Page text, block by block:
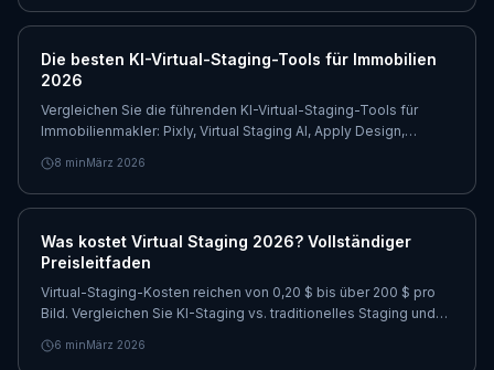
Die besten KI-Virtual-Staging-Tools für Immobilien
2026
Vergleichen Sie die führenden KI-Virtual-Staging-Tools für
Immobilienmakler: Pixly, Virtual Staging AI, Apply Design,
Empfehlungen.
8 minMärz 2026
Was kostet Virtual Staging 2026? Vollständiger
Preisleitfaden
Virtual-Staging-Kosten reichen von 0,20 $ bis über 200 $ pro
Bild. Vergleichen Sie KI-Staging vs. traditionelles Staging und
6 minMärz 2026